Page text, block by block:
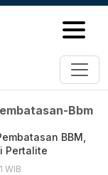
Bbm
BBM,
Pertalite
WIB